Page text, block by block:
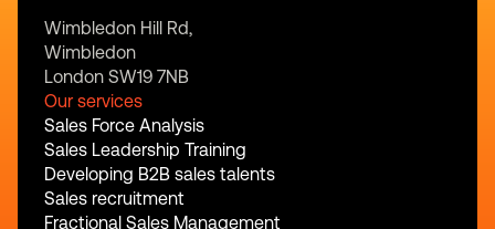
Our services
Sales Force Analysis
Sales Leadership Training
Developing B2B sales talents
Sales recruitment
Fractional Sales Management
Wimbledon Hill Rd,
Wimbledon
London SW19 7NB